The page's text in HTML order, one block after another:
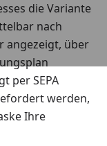
die Variante
nach
angezeigt, über
per SEPA
werden,
Ihre